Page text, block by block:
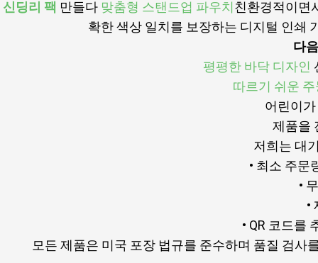
신딩리 팩 만들다 맞춤형 스탠드업 파우치친환경적이면
확한 색상 일치를 보장하는 디지털 인쇄
다
평평한 바닥 디자인
따르기 쉬운
어린이
제품을
저희는 대
• 최소 주문
•
•
• QR 코드를
모든 제품은 미국 포장 법규를 준수하며 품질 검사